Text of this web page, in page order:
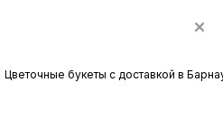
Цветочные букеты с доставкой в